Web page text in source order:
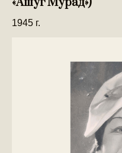
1945 г.